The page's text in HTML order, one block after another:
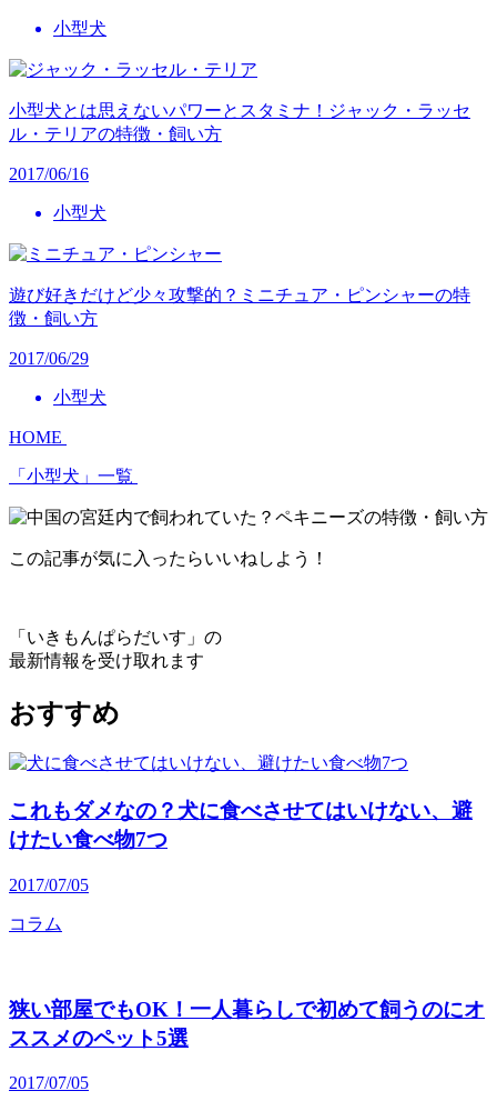
小型犬
小型犬とは思えないパワーとスタミナ！ジャック・ラッセ
ル・テリアの特徴・飼い方
2017/06/16
小型犬
遊び好きだけど少々攻撃的？ミニチュア・ピンシャーの特
徴・飼い方
2017/06/29
小型犬
HOME
「小型犬」一覧
この記事が気に入ったらいいねしよう！
「いきもんぱらだいす」の
最新情報を受け取れます
おすすめ
これもダメなの？犬に食べさせてはいけない、避
けたい食べ物7つ
2017/07/05
コラム
狭い部屋でもOK！一人暮らしで初めて飼うのにオ
ススメのペット5選
2017/07/05